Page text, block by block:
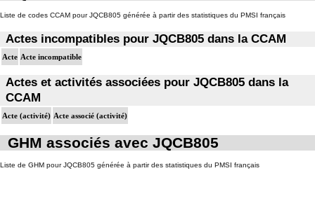
Liste de codes CCAM pour JQCB805 générée à partir des statistiques du PMSI français
Actes incompatibles pour JQCB805 dans la CCAM
Acte Acte incompatible
Actes et activités associées pour JQCB805 dans la
CCAM
Acte (activité) Acte associé (activité)
GHM associés avec JQCB805
Liste de GHM pour JQCB805 générée à partir des statistiques du PMSI français